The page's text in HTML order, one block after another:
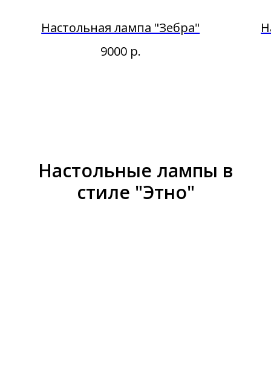
Настольная лампа "Зебра"
9000 р.
Настольные лампы в
стиле "Этно"